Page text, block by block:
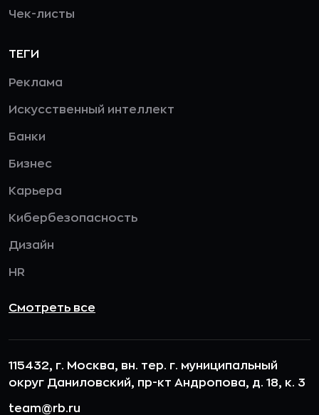
Чек-листы
ТЕГИ
Реклама
Искусственный интеллект
Банки
Бизнес
Карьера
Кибербезопасность
Дизайн
HR
Смотреть все
115432, г. Москва, вн. тер. г. муниципальный
округ Даниловский, пр-кт Андропова, д. 18, к. 3
team@rb.ru